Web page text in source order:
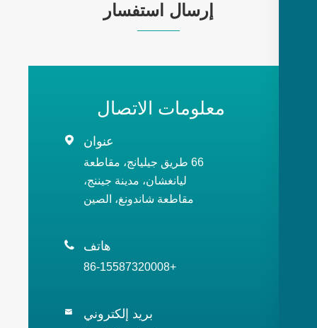
إرسال استفسار
معلومات الاتصال

66 طريق جيليانج، مقاطعة
ليانغشان، مدينة جيننج،
مقاطعة شاندونغ، الصين

بريد إلكتروني